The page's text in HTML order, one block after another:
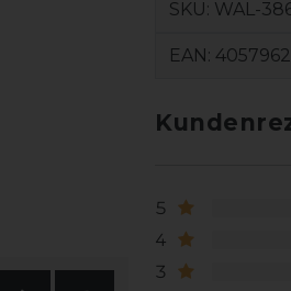
SKU: WAL-
EAN:
5
4
3